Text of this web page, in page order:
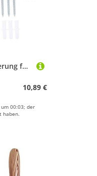
HOLIDYOYO Wandhalterung für Baseballschläger aus Hochwertigem Holz Stabile Langlebige Baseball Bat Racks zur Horizontalen Wandmontage für Sammler und Sportfans
10,89 €
00:03; der
haben.